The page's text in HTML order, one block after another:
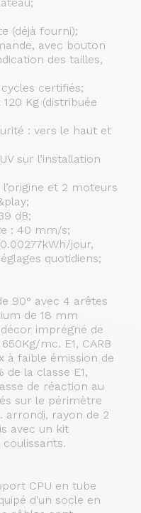
(déjà fourni);
avec bouton
des tailles,
certifiés;
Kg (distribuée
: vers le haut et
sur l’installation
et 2 moteurs
dB;
: 40 mm/s;
jour,
quotidiens;
90° avec 4 arêtes
de 18 mm
imprégné de
mc. E1, CARB
à faible émission de
la classe E1,
de réaction au
sur le périmètre
arrondi, rayon de 2
avec un kit
CPU en tube
d'un socle en